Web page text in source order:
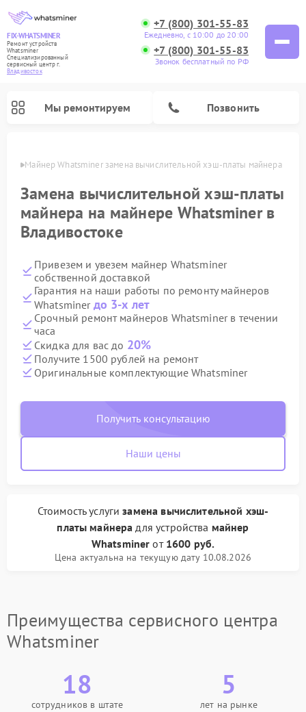
FIX-WHATSMINER
Ремонт устройств
Whatsminer
Специализированный
cервисный центр г.
Владивосток
+7 (800) 301-55-83
Ежедневно, с 10:00 до 20:00
+7 (800) 301-55-83
Звонок бесплатный по РФ
Мы ремонтируем Позвонить
Майнер Whatsminer замена вычислительной хэш-платы майнера
Замена вычислительной хэш-платы
майнера на майнере Whatsminer в
Владивостоке
Привезем и увезем майнер Whatsminer
собственной доставкой
Гарантия на наши работы по ремонту майнеров
Whatsminer до 3-х лет
Срочный ремонт майнеров Whatsminer в течении
часа
Скидка для вас до 20%
Получите 1500 рублей на ремонт
Оригинальные комплектующие Whatsminer
Получить консультацию
Наши цены
Стоимость услугизамена вычислительной хэш-
платы майнера для устройства майнер
Whatsminer от 1600 руб.
Цена актуальна на текущую дату 10.08.2026
Преимущества сервисного центра
Whatsminer
18
сотрудников в штате
5
лет на рынке